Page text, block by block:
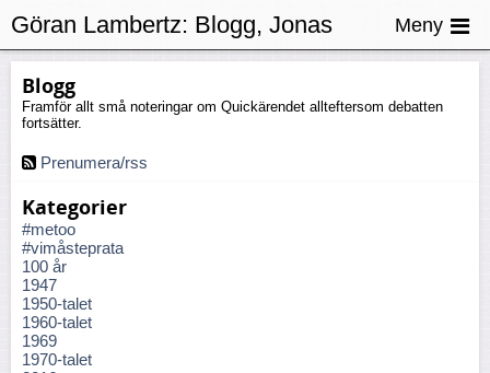
Blogg
Framför allt små noteringar om Quickärendet allteftersom debatten
fortsätter.
Prenumera/rss
Kategorier
#metoo
#vimåsteprata
100 år
1947
1950-talet
1960-talet
1969
1970-talet
Göran Lambertz: Blogg, Jonas
Thente
Meny